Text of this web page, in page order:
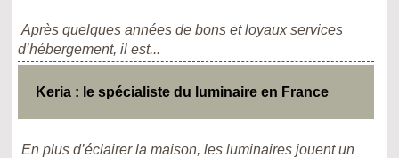
Après quelques années de bons et loyaux services
d’hébergement, il est...
Keria : le spécialiste du luminaire en France
En plus d’éclairer la maison, les luminaires jouent un